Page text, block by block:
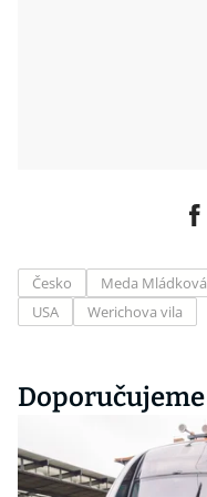
Česko Meda Mládková
USA
Werichova vila
Doporučujeme